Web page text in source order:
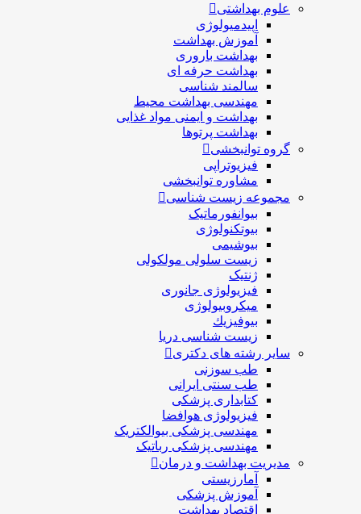
علوم بهداشتی
اپیدمیولوژی
آموزش بهداشت
بهداشت باروری
بهداشت حرفه ای
سالمند شناسی
مهندسی بهداشت محيط
بهداشت و ایمنی مواد غذایی
بهداشت پرتوها
گروه توانبخشی
فیزیوتراپی
مشاوره توانبخشی
مجموعه زیست شناسی
بیوانفورماتیک
بیوتکنولوژی
بیوشیمی
زیست سلولی مولکولی
ژنتیک
فیزیولوژی جانوری
میکروبیولوژی
بيوفيزيك
زیست شناسی دریا
سایر رشته های دکتری
طب سوزنی
طب سنتی ایرانی
کتابداری پزشکی
فیزیولوژی هوافضا
مهندسی پزشکی بیوالکتریک
مهندسی پزشکی رباتیک
مدیریت بهداشت و درمان
آمارزیستی
آموزش پزشکی
اقتصاد بهداشت